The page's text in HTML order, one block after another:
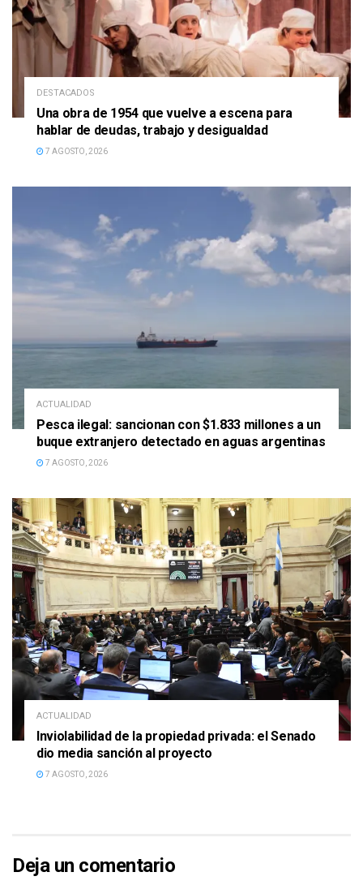
DESTACADOS
Una obra de 1954 que vuelve a escena para
hablar de deudas, trabajo y desigualdad
7 AGOSTO, 2026
ACTUALIDAD
Pesca ilegal: sancionan con $1.833 millones a un
buque extranjero detectado en aguas argentinas
7 AGOSTO, 2026
ACTUALIDAD
Inviolabilidad de la propiedad privada: el Senado
dio media sanción al proyecto
7 AGOSTO, 2026
Deja un comentario